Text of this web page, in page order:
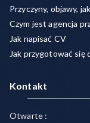
Przyczyny, objawy,
Czym jest agencja
Jak napisać CV
Jak przygotować się
Kontakt
Otwarte :